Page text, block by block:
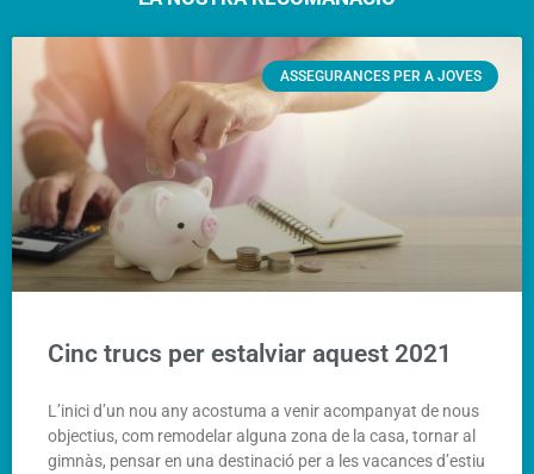
ASSEGURANCES PER A JOVES
Cinc trucs per estalviar aquest 2021
L’inici d’un nou any acostuma a venir acompanyat de nous
objectius, com remodelar alguna zona de la casa, tornar al
gimnàs, pensar en una destinació per a les vacances d’estiu